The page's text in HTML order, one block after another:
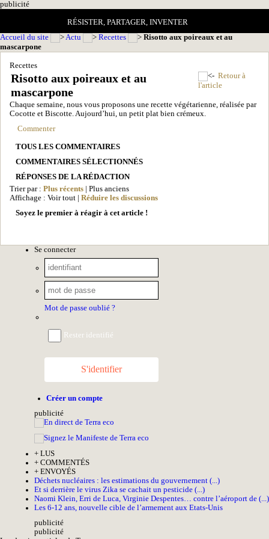
publicité
RÉSISTER, PARTAGER, INVENTER
Accueil du site
Actu Recettes
Risotto aux poireaux et au
mascarpone
Recettes
Risotto aux poireaux et au
mascarpone
Retour à
l'article
Chaque semaine, nous vous proposons une recette végétarienne, réalisée par
Cocotte et Biscotte. Aujourd’hui, un petit plat bien crémeux.
Commenter
TOUS LES COMMENTAIRES
COMMENTAIRES SÉLECTIONNÉS
RÉPONSES DE LA RÉDACTION
Trier par : Plus récents | Plus anciens
Affichage : Voir tout | Réduire les discussions
Soyez le premier à réagir à cet article !
Se connecter
Mot de passe oublié ?
Rester identifié
S'identifier
Créer un compte
publicité
+ LUS
+ COMMENTÉS
+ ENVOYÉS
Déchets nucléaires : les estimations du gouvernement (...)
Et si derrière le virus Zika se cachait un pesticide (...)
Naomi Klein, Erri de Luca, Virginie Despentes… contre l’aéroport de (...)
Les 6-12 ans, nouvelle cible de l’armement aux Etats-Unis
publicité
publicité